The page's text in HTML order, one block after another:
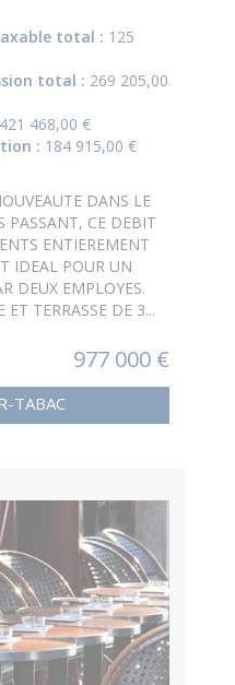
total : 125
total : 269 205,00
421 468,00 €
: 184 915,00 €
DANS LE
PASSANT, CE DEBIT
ENTIEREMENT
IDEAL POUR UN
DEUX EMPLOYES.
ET TERRASSE DE 3...
977 000 €
TABAC